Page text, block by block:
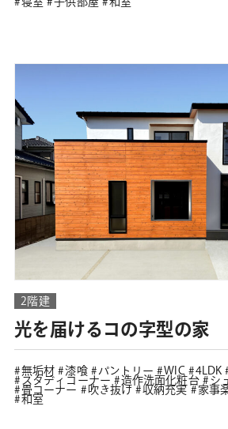
2階建
光を届けるコの字型の家
無垢材 漆喰 パントリー WIC 4LDK
スタディコーナー
造作洗面化粧台
シ
畳コーナー
吹き抜け 収納充実 家事
和室